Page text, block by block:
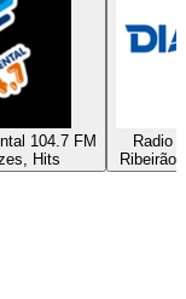
104.7 FM
Hits
Radio
Ribeirão